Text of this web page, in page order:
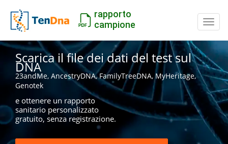
rapporto
campione
Scarica il file dei dati del test sul
DNA
23andMe, AncestryDNA, FamilyTreeDNA, MyHeritage,
Genotek
e ottenere un rapporto
sanitario personalizzato
gratuito, senza registrazione.